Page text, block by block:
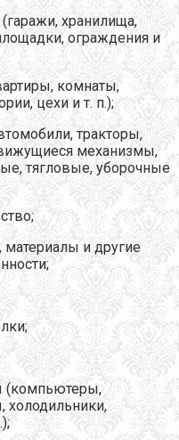
хранилища,
ограждения и
комнаты,
цехи и т. п.);
тракторы,
механизмы,
тягловые, уборочные
материалы и другие
(компьютеры,
холодильники,